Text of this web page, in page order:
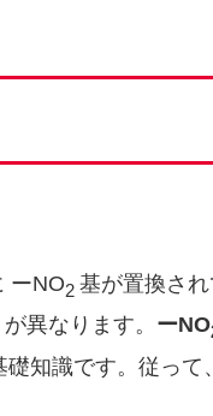
ーNO2 基が置換され
が異なります。 ーNO
知識です。従って、